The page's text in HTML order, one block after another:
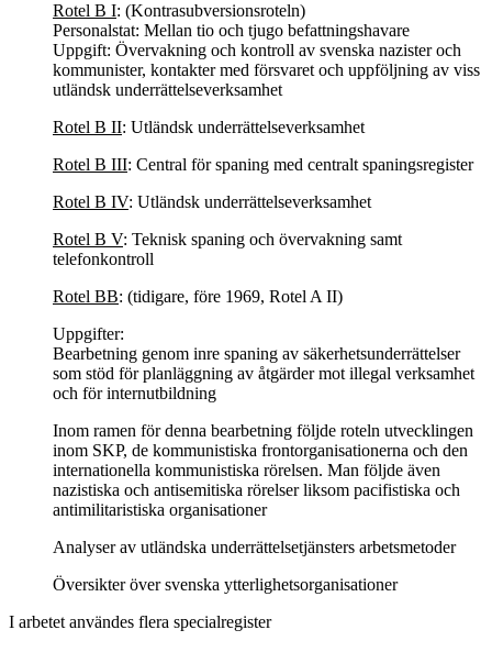
Rotel B I: (Kontrasubversionsroteln)
Personalstat: Mellan tio och tjugo befattningshavare
Uppgift: Övervakning och kontroll av svenska nazister och
kommunister, kontakter med försvaret och uppföljning av viss
utländsk underrättelseverksamhet
Rotel B II: Utländsk underrättelseverksamhet
Rotel B III: Central för spaning med centralt spaningsregister
Rotel B IV: Utländsk underrättelseverksamhet
Rotel B V: Teknisk spaning och övervakning samt
telefonkontroll
Rotel BB: (tidigare, före 1969, Rotel A II)
Uppgifter:
Bearbetning genom inre spaning av säkerhetsunderrättelser
som stöd för planläggning av åtgärder mot illegal verksamhet
och för internutbildning
Inom ramen för denna bearbetning följde roteln utvecklingen
inom SKP, de kommunistiska frontorganisationerna och den
internationella kommunistiska rörelsen. Man följde även
nazistiska och antisemitiska rörelser liksom pacifistiska och
antimilitaristiska organisationer
Analyser av utländska underrättelsetjänsters arbetsmetoder
Översikter över svenska ytterlighetsorganisationer
I arbetet användes flera specialregister